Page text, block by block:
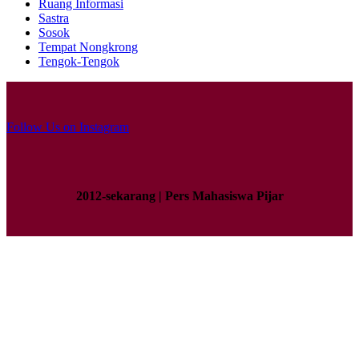
Ruang Informasi
Sastra
Sosok
Tempat Nongkrong
Tengok-Tengok
Follow Us on Instagram
2012-sekarang | Pers Mahasiswa Pijar